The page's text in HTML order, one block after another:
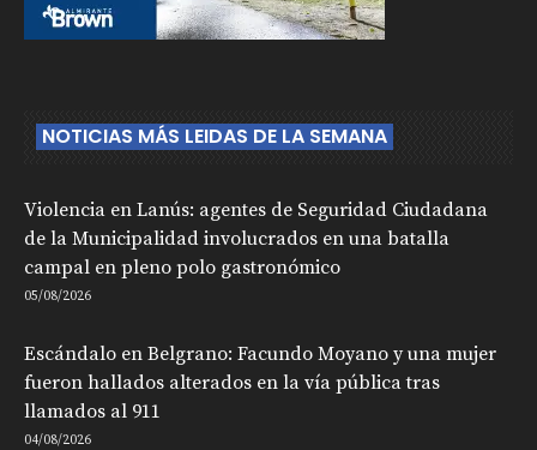
NOTICIAS MÁS LEIDAS DE LA SEMANA
Violencia en Lanús: agentes de Seguridad Ciudadana
de la Municipalidad involucrados en una batalla
campal en pleno polo gastronómico
05/08/2026
Escándalo en Belgrano: Facundo Moyano y una mujer
fueron hallados alterados en la vía pública tras
llamados al 911
04/08/2026